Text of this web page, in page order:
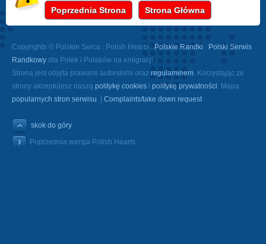
Poprzednia Strona Strona Główna
Copyrights © Polskie Serca : Polish Hearts : Polskie Randki : Polski Serwis
Randkowy dla Polek i Polaków na emigracji.
Strona jest objęta prawami autorskimi oraz regulaminem. Korzystając ze
strony akceptujesz naszą politykę cookies i politykę prywatności. Mapa
popularnych stron serwisu. | Complaints/take down request
skok do góry
Poprzednia wersja Polish Hearts